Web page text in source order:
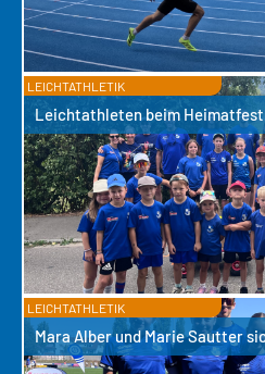
LEICHTATHLETIK
Leichtathleten beim Heimatfest
LEICHTATHLETIK
Mara Alber und Marie Sautter